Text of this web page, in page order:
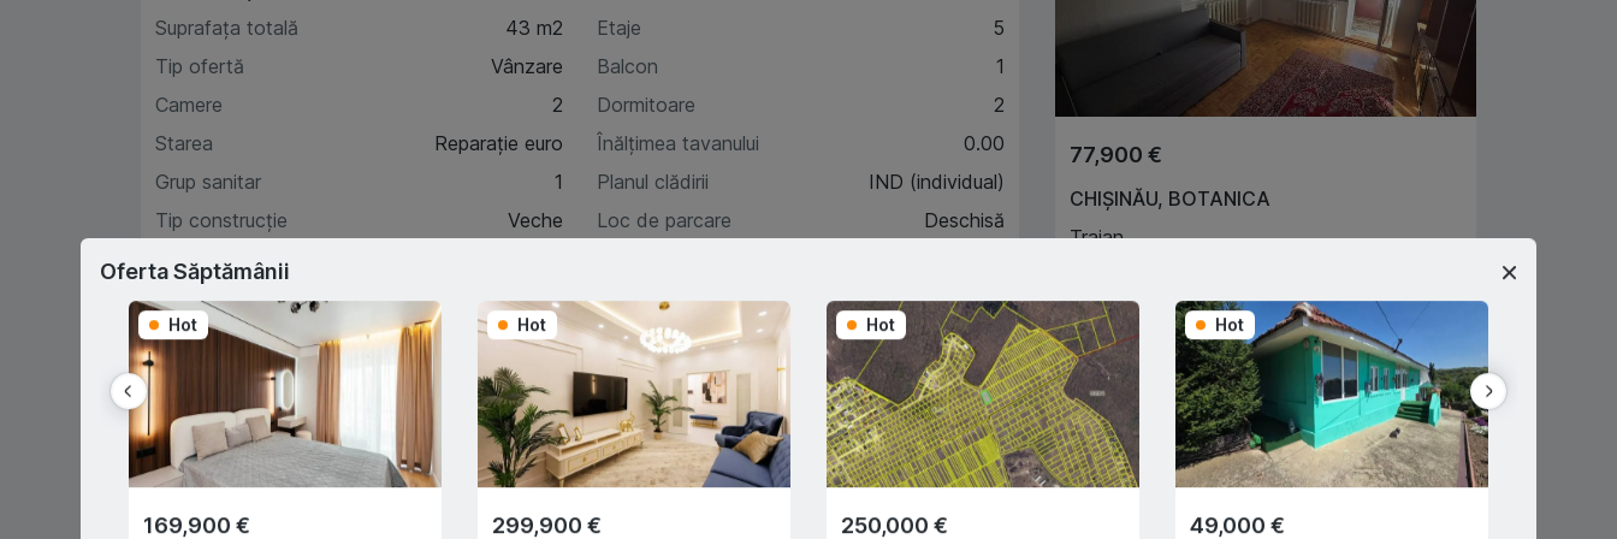
Suprafața totală
43 m2
Tip ofertă
Vânzare
Camere
2
Starea
Reparație euro
Grup sanitar
1
Tip construcție
Veche
Etaj
Etaje
5
Balcon
1
Dormitoare
2
Înălțimea tavanului
0.00
Planul clădirii
IND (individual)
Loc de parcare
Deschisă
Caracteristici
Descriere
77,900 €
CHIȘINĂU, BOTANICA
Traian
C V 068666041
Agent imobiliar
Oferta Săptămânii
Hot
169,900 €
Hot
299,900 €
Hot
250,000 €
Hot
49,000 €